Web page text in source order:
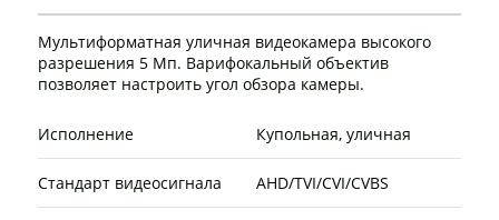
Мультиформатная уличная видеокамера высокого
разрешения 5 Мп. Варифокальный объектив
позволяет настроить угол обзора камеры.
Исполнение Купольная, уличная
Стандарт видеосигнала AHD/TVI/CVI/CVBS